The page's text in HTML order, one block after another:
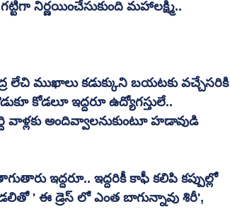
నిర్ణయించేసుకుంది మహాలక్ష్మి..
లేచి ముఖాలు కడుక్కుని బయటకు వచ్చేసరికి
కోడలూ ఇద్దరూ ఉద్యోగస్తులే..
అందివ్వాలనుకుంటూ హడావుడి
ఇద్దరూ.. ఇద్దరికీ కాఫీ కలిపి కప్పుల్లో
' ఈ డ్రెస్ లో ఎంత బాగున్నావు శిరీ',